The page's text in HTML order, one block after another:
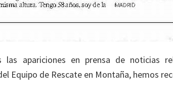
las apariciones en prensa de noticias
Equipo de Rescate en Montaña, hemos